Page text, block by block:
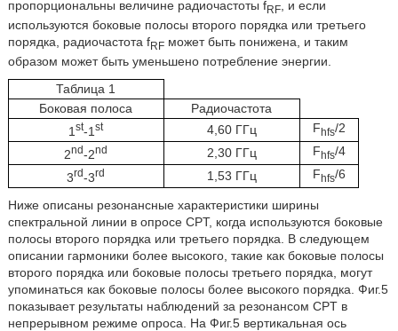
пропорциональны величине радиочастоты fRF, и если
используются боковые полосы второго порядка или третьего
порядка, радиочастота fRFможет быть понижена, и таким
образом может быть уменьшено потребление энергии.
Таблица 1
Боковая полоса
Радиочастота
1st-1st 4,60 ГГц Fhfs/2
2nd-2nd 2,30 ГГц Fhfs/4
3rd-3rd 1,53 ГГц Fhfs/6
Ниже описаны резонансные характеристики ширины
спектральной линии в опросе CPT, когда используются боковые
полосы второго порядка или третьего порядка. В следующем
описании гармоники более высокого, такие как боковые полосы
второго порядка или боковые полосы третьего порядка, могут
упоминаться как боковые полосы более высокого порядка. Фиг.5
показывает результаты наблюдений за резонансом CPT в
непрерывном режиме опроса. На Фиг.5 вертикальная ось